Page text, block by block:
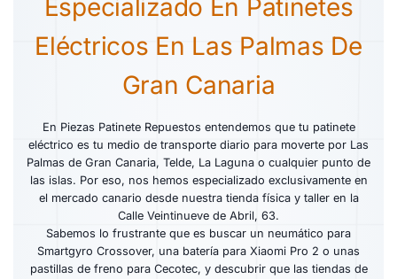
Especializado En Patinetes
Eléctricos En Las Palmas De
Gran Canaria
En Piezas Patinete Repuestos entendemos que tu patinete
eléctrico es tu medio de transporte diario para moverte por Las
Palmas de Gran Canaria, Telde, La Laguna o cualquier punto de
las islas. Por eso, nos hemos especializado exclusivamente en
el mercado canario desde nuestra tienda física y taller en la
Calle Veintinueve de Abril, 63.
Sabemos lo frustrante que es buscar un neumático para
Smartgyro Crossover, una batería para Xiaomi Pro 2 o unas
pastillas de freno para Cecotec, y descubrir que las tiendas de